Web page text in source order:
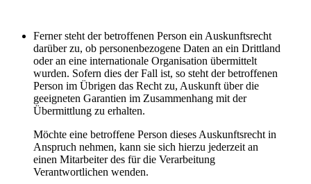
Ferner steht der betroffenen Person ein Auskunftsrecht
darüber zu, ob personenbezogene Daten an ein Drittland
oder an eine internationale Organisation übermittelt
wurden. Sofern dies der Fall ist, so steht der betroffenen
Person im Übrigen das Recht zu, Auskunft über die
geeigneten Garantien im Zusammenhang mit der
Übermittlung zu erhalten.
Möchte eine betroffene Person dieses Auskunftsrecht in
Anspruch nehmen, kann sie sich hierzu jederzeit an
einen Mitarbeiter des für die Verarbeitung
Verantwortlichen wenden.